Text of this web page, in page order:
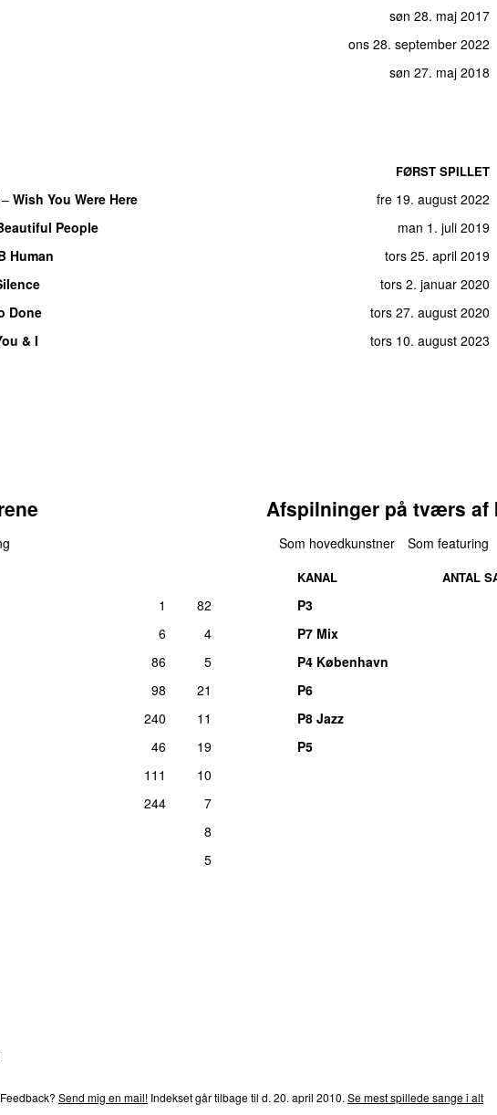
søn 28. maj 2017
ons 28. september 2022
søn 27. maj 2018
FØRST SPILLET
– Wish You Were Here fre 19. august 2022
People man 1. juli 2019
Human tors 25. april 2019
tors 2. januar 2020
Done tors 27. august 2020
& I tors 10. august 2023
1
82
6
4
86
5
98
21
240
11
46
19
111
10
244
7
8
5
Afspilninger på tværs af
Som hovedkunstner Som featuring
KANAL ANTAL
P3
P7 Mix
P4 København
P6
P8 Jazz
P5
Send mig en mail! Indekset går tilbage til d. 20. april 2010. Se mest spillede sange i alt